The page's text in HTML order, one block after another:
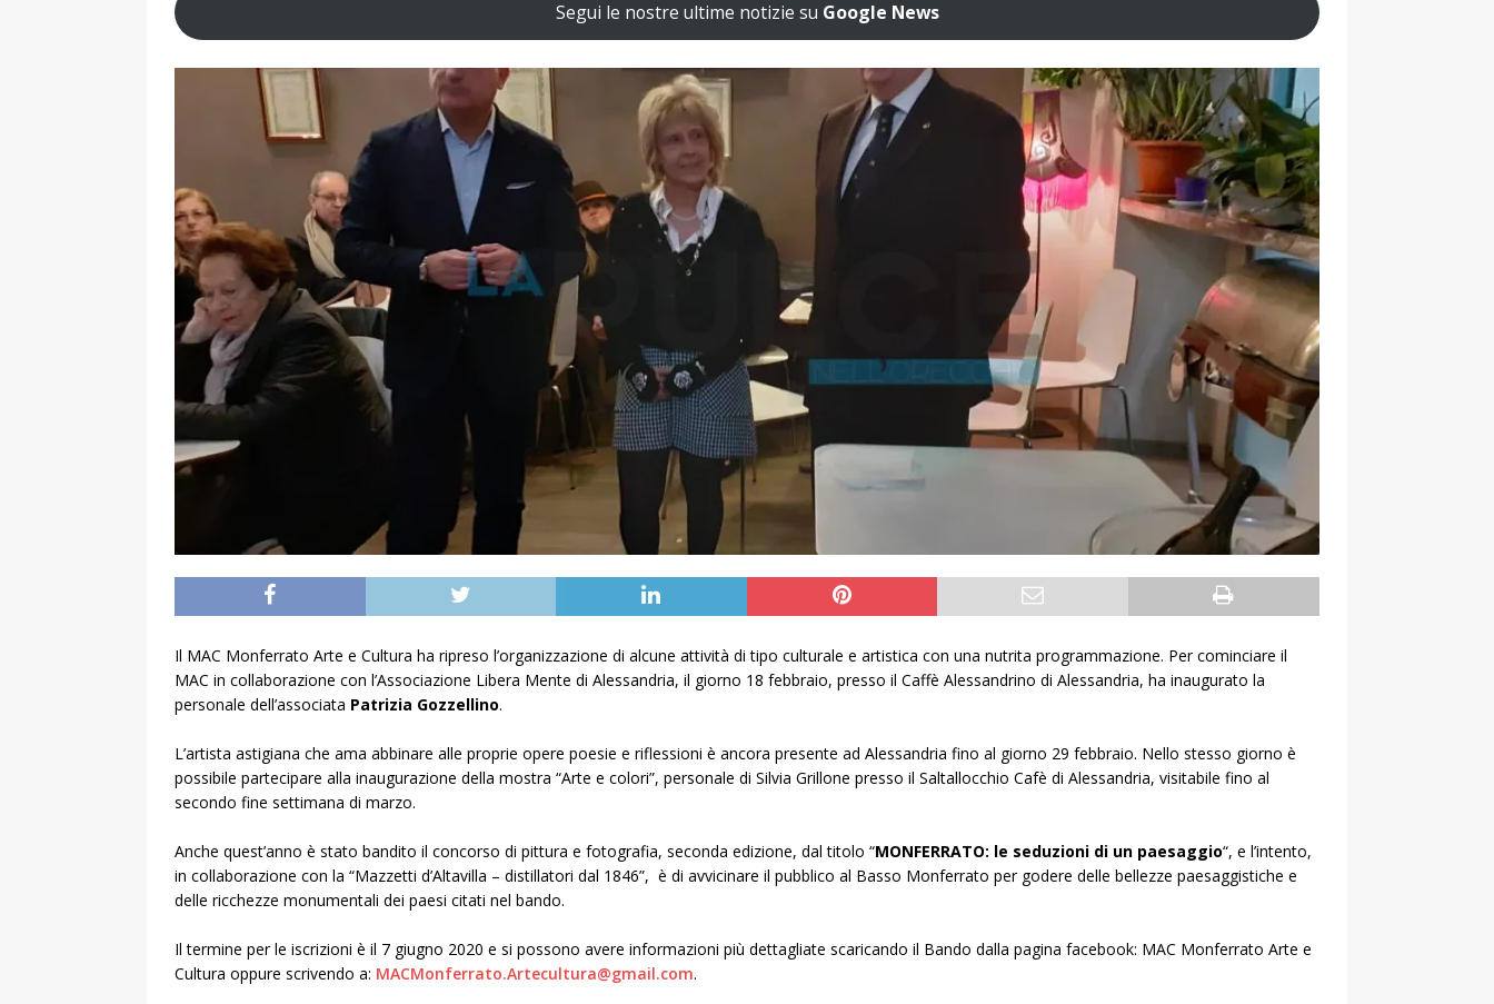
Segui le nostre ultime notizie su Google News
Il MAC Monferrato Arte e Cultura ha ripreso l’organizzazione di alcune attività di tipo culturale e artistica con una nutrita programmazione. Per cominciare il
MAC in collaborazione con l’Associazione Libera Mente di Alessandria, il giorno 18 febbraio, presso il Caffè Alessandrino di Alessandria, ha inaugurato la
personale dell’associata Patrizia Gozzellino.
L’artista astigiana che ama abbinare alle proprie opere poesie e riflessioni è ancora presente ad Alessandria fino al giorno 29 febbraio. Nello stesso giorno è
possibile partecipare alla inaugurazione della mostra “Arte e colori”, personale di Silvia Grillone presso il Saltallocchio Cafè di Alessandria, visitabile fino al
secondo fine settimana di marzo.
Anche quest’anno è stato bandito il concorso di pittura e fotografia, seconda edizione, dal titolo “MONFERRATO: le seduzioni di un paesaggio“, e l’intento,
in collaborazione con la “Mazzetti d’Altavilla – distillatori dal 1846”, è di avvicinare il pubblico al Basso Monferrato per godere delle bellezze paesaggistiche e
delle ricchezze monumentali dei paesi citati nel bando.
Il termine per le iscrizioni è il 7 giugno 2020 e si possono avere informazioni più dettagliate scaricando il Bando dalla pagina facebook: MAC Monferrato Arte e
Cultura oppure scrivendo a: MACMonferrato.Artecultura@gmail.com.